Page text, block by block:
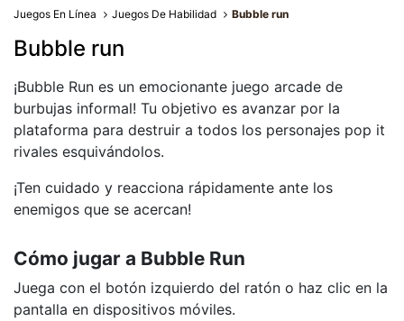
Juegos En Línea Juegos De Habilidad Bubble run
Bubble run
¡Bubble Run es un emocionante juego arcade de
burbujas informal! Tu objetivo es avanzar por la
plataforma para destruir a todos los personajes pop it
rivales esquivándolos.
¡Ten cuidado y reacciona rápidamente ante los
enemigos que se acercan!
Cómo jugar a Bubble Run
Juega con el botón izquierdo del ratón o haz clic en la
pantalla en dispositivos móviles.